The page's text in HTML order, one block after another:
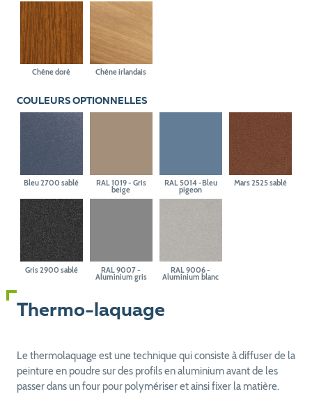
Chêne doré Chêne irlandais
COULEURS OPTIONNELLES
Bleu 2700 sablé RAL 1019 - Gris
beige
RAL 5014 -Bleu
pigeon
Mars 2525 sablé
Gris 2900 sablé RAL 9007 -
Aluminium gris
RAL 9006 -
Aluminium blanc
Thermo-laquage
Le thermolaquage est une technique qui consiste à diffuser de la
peinture en poudre sur des profils en aluminium avant de les
passer dans un four pour polymériser et ainsi fixer la matière.